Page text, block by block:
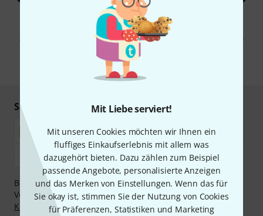
Mit Liebe serviert!
Mit unseren Cookies möchten wir Ihnen ein
fluffiges Einkaufserlebnis mit allem was
dazugehört bieten. Dazu zählen zum Beispiel
passende Angebote, personalisierte Anzeigen
und das Merken von Einstellungen. Wenn das für
Sie okay ist, stimmen Sie der Nutzung von Cookies
für Präferenzen, Statistiken und Marketing
Mit Klick auf „Jetzt anmelden“ stimmen Sie dem Erhalt von E-Mail-
Werbung und einer Messung des E-Mail-Nutzungsverhaltens zu. Die
Abmeldung ist jederzeit möglich. Weitere Informationen finden Sie in
Datenschutzhinweisen
* Pflichtfeld
Sicher einkaufen & bezahlen
Bezahlen Sie vertraulich und sicher per Nachnahme,
Vorkasse, PayPal, Amazon Pay,Klarna Sofort bezahlen,
Klarna Ratenzahlungoder Kreditkarte.